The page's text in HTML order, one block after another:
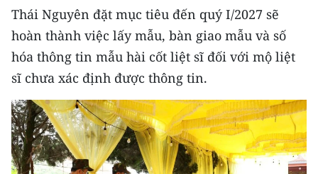
Thái Nguyên đặt mục tiêu đến quý I/2027 sẽ
hoàn thành việc lấy mẫu, bàn giao mẫu và số
hóa thông tin mẫu hài cốt liệt sĩ đối với mộ liệt
sĩ chưa xác định được thông tin.